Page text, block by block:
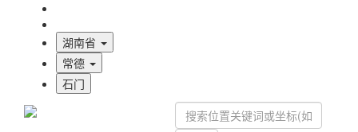
湖南省
常德
石门